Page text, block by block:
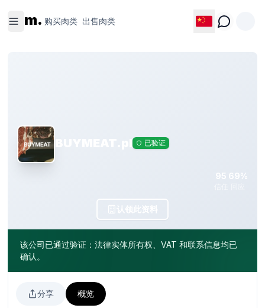
m. 购买肉类 出售肉类
BUYMEAT.pl 已验证
95 69%
认领此资料
该公司已通过验证：法律实体所有权、VAT 和联系信息均已
确认。
分享 概览